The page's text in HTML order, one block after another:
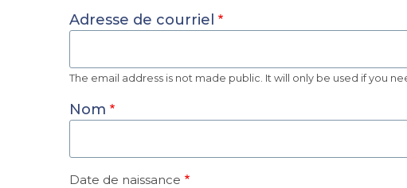
Adresse de courriel
The email address is not made public. It will only be used if you
Nom
Date de naissance